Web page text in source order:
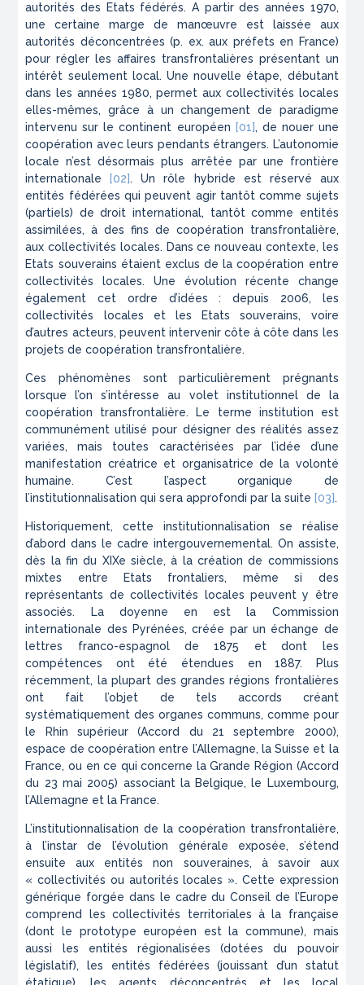
autorités des Etats fédérés. A partir des années 1970,
une certaine marge de manœuvre est laissée aux
autorités déconcentrées (p. ex. aux préfets en France)
pour régler les affaires transfrontalières présentant un
intérêt seulement local. Une nouvelle étape, débutant
dans les années 1980, permet aux collectivités locales
elles-mêmes, grâce à un changement de paradigme
intervenu sur le continent européen [01], de nouer une
coopération avec leurs pendants étrangers. L’autonomie
locale n’est désormais plus arrêtée par une frontière
internationale [02]. Un rôle hybride est réservé aux
entités fédérées qui peuvent agir tantôt comme sujets
(partiels) de droit international, tantôt comme entités
assimilées, à des fins de coopération transfrontalière,
aux collectivités locales. Dans ce nouveau contexte, les
Etats souverains étaient exclus de la coopération entre
collectivités locales. Une évolution récente change
également cet ordre d’idées : depuis 2006, les
collectivités locales et les Etats souverains, voire
d’autres acteurs, peuvent intervenir côte à côte dans les
projets de coopération transfrontalière.
Ces phénomènes sont particulièrement prégnants
lorsque l’on s’intéresse au volet institutionnel de la
coopération transfrontalière. Le terme institution est
communément utilisé pour désigner des réalités assez
variées, mais toutes caractérisées par l’idée d’une
manifestation créatrice et organisatrice de la volonté
humaine. C’est l’aspect organique de
l’institutionnalisation qui sera approfondi par la suite [03].
Historiquement, cette institutionnalisation se réalise
d’abord dans le cadre intergouvernemental. On assiste,
dès la fin du XIXe siècle, à la création de commissions
mixtes entre Etats frontaliers, même si des
représentants de collectivités locales peuvent y être
associés. La doyenne en est la Commission
internationale des Pyrénées, créée par un échange de
lettres franco-espagnol de 1875 et dont les
compétences ont été étendues en 1887. Plus
récemment, la plupart des grandes régions frontalières
ont fait l’objet de tels accords créant
systématiquement des organes communs, comme pour
le Rhin supérieur (Accord du 21 septembre 2000),
espace de coopération entre l’Allemagne, la Suisse et la
France, ou en ce qui concerne la Grande Région (Accord
du 23 mai 2005) associant la Belgique, le Luxembourg,
l’Allemagne et la France.
L’institutionnalisation de la coopération transfrontalière,
à l’instar de l’évolution générale exposée, s’étend
ensuite aux entités non souveraines, à savoir aux
« collectivités ou autorités locales ». Cette expression
générique forgée dans le cadre du Conseil de l’Europe
comprend les collectivités territoriales à la française
(dont le prototype européen est la commune), mais
aussi les entités régionalisées (dotées du pouvoir
législatif), les entités fédérées (jouissant d’un statut